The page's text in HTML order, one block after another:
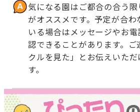
気になる園はご都合の合う
がオススメです。予定が合わ
いる場合はメッセージやお
認できることがあります。
クルを見た」とお伝えいた
す。